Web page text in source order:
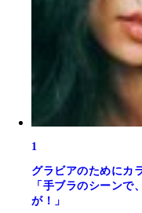
1
グラビアのためにカ
「手ブラのシーンで
が！」